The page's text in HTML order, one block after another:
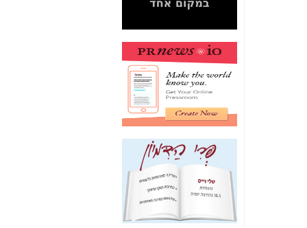
עובדות ומסמכים
האם ביבי כשר
תקשורת עזר לקב'
בזק? -כאן
מה מקור ה-Fake
News שהביא לתפירת
תיק לביבי והעלמת
החשודים הנכונים -כאן
אחת הרגליים של "תיק
4000 התפור"
התמוטטה היום
בניצחון (כפול) של בזק
-
כאן
איך כתבות מפנקות